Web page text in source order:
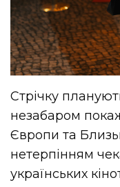
Стрічку
незабаром
Європи та
нетерпінням
українських